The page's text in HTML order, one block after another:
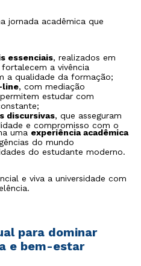
jornada acadêmica que
essenciais, realizados em
a vivência
a qualidade da formação;
line, com mediação
estudar com
discursivas, que asseguram
e compromisso com o
uma experiência acadêmica
do mundo
do estudante moderno.
e viva a universidade com
para dominar
e bem-estar